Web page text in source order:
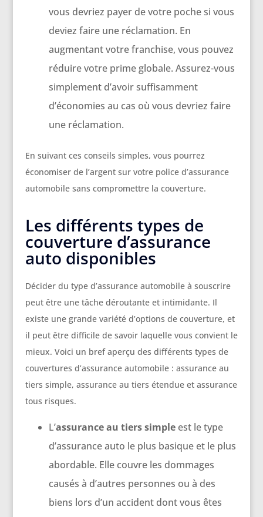
vous devriez payer de votre poche si vous
deviez faire une réclamation. En
augmentant votre franchise, vous pouvez
réduire votre prime globale. Assurez-vous
simplement d’avoir suffisamment
d’économies au cas où vous devriez faire
une réclamation.
En suivant ces conseils simples, vous pourrez
économiser de l’argent sur votre police d’assurance
automobile sans compromettre la couverture.
Les différents types de
couverture d’assurance
auto disponibles
Décider du type d’assurance automobile à souscrire
peut être une tâche déroutante et intimidante. Il
existe une grande variété d’options de couverture, et
il peut être difficile de savoir laquelle vous convient le
mieux. Voici un bref aperçu des différents types de
couvertures d’assurance automobile : assurance au
tiers simple, assurance au tiers étendue et assurance
tous risques.
L’assurance au tiers simpleest le type
d’assurance auto le plus basique et le plus
abordable. Elle couvre les dommages
causés à d’autres personnes ou à des
biens lors d’un accident dont vous êtes